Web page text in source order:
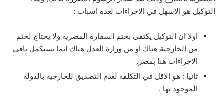
التوكيل هو الاسهل في الاجراءات لعدة اسباب :
اولا ان التوكيل يكتفى بختم السفارة المصرية ولا يحتاج لختم
من الخارجية هناك او من وزارة العدل هناك انما تستكمل باقي
الاجراءات هنا بمصر.
ثانيا : هو الاقل في التكلفة لعدم التصديق للخارجية بالدولة
الموجود بها .